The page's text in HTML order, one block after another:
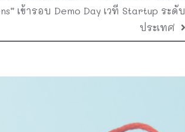
เข้ารอบ Demo Day เวที Startup ระดับ
ประเทศ